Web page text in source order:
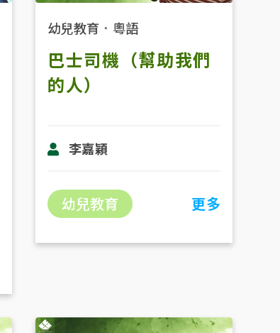
幼兒教育 ． 粵語
巴士司機（幫助我們
的人）
李嘉穎
幼兒教育 更多